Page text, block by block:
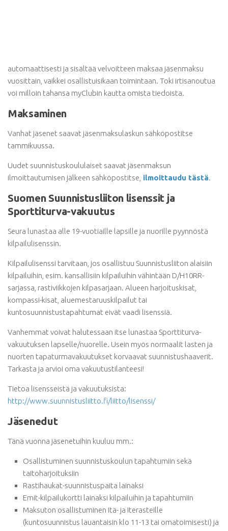
automaattisesti ja sisältää velvoitteen maksaa jäsenmaksu
vuosittain, vaikkei osallistuisikaan toimintaan. Toki irtisanoutua
voi milloin tahansa myClubin kautta omista tiedoista.
Maksaminen
Vanhat jäsenet saavat jäsenmaksulaskun sähköpostitse
tammikuussa.
Uudet suunnistuskoululaiset saavat jäsenmaksun
ilmoittautumisen jälkeen sähköpostitse, ilmoittaudu tästä.
Suomen Suunnistusliiton lisenssit ja
Sporttiturva-vakuutus
Seura lunastaa alle 19-vuotiaille lapsille ja nuorille pyynnöstä
kilpailulisenssin.
Kilpailulisenssi tarvitaan, jos osallistuu Suunnistusliiton alaisiin
kilpailuihin, esim. kansallisiin kilpailuihin vähintään D/H10RR-
sarjassa, rastiviikkojen kilpasarjaan. Alueen harjoituskisat,
kompassi-kisat, aluemestaruuskilpailut tai
kuntosuunnistustapahtumat eivät vaadi lisenssiä.
Vanhemmat voivat halutessaan itse lunastaa Sporttiturva-
vakuutuksen lapselle/nuorelle. Usein myös normaalit lasten ja
nuorten tapaturmavakuutukset korvaavat suunnistushaaverit.
Tarkasta ja arvioi oma vakuutustilanteesi!
Tietoa lisensseistä ja vakuutuksista:
http://www.suunnistusliitto.fi/liitto/lisenssi/
Jäsen­edut
Tänä vuonna jäsenetuihin kuuluu mm.:
Osallistuminen suunnistuskoulun tapahtumiin sekä
taitoharjoituksiin
Rastihaukat-suunnistuspaita lainaksi
Emit-kilpailukortti lainaksi kilpailuihin ja tapahtumiin
Maksuton osallistuminen Itä- ja Iterasteille
(kuntosuunnistus lauantaisin klo 11-13 tai omatoimisesti) ja